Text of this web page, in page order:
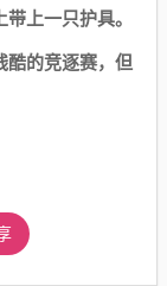
上一只护具。
酷的竞逐赛，但